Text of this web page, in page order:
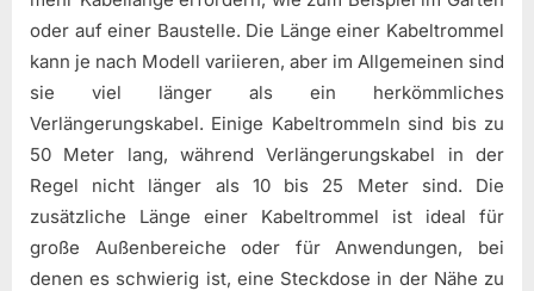
oder auf einer Baustelle. Die Länge einer Kabeltrommel
kann je nach Modell variieren, aber im Allgemeinen sind
sie viel länger als ein herkömmliches
Verlängerungskabel. Einige Kabeltrommeln sind bis zu
50 Meter lang, während Verlängerungskabel in der
Regel nicht länger als 10 bis 25 Meter sind. Die
zusätzliche Länge einer Kabeltrommel ist ideal für
große Außenbereiche oder für Anwendungen, bei
denen es schwierig ist, eine Steckdose in der Nähe zu